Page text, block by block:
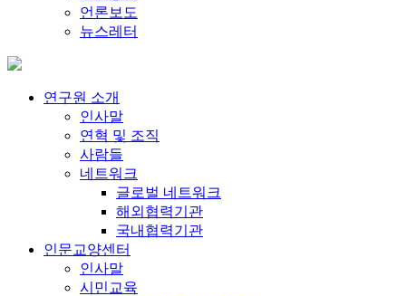
언론보도
뉴스레터
연구원 소개
인사말
연혁 및 조직
사람들
네트워크
글로벌 네트워크
해외협력기관
국내협력기관
인문교양센터
인사말
시민교육